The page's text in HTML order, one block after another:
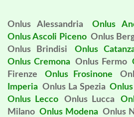
Onlus Alessandria Onlus
Onlus Ascoli Piceno Onlus
Onlus Brindisi
Onlus
Onlus Cremona Onlus Fermo
Firenze
Onlus Frosinone
Imperia Onlus La Spezia
Onlus Lecco
Onlus Lucca
Milano Onlus Modena Onlus